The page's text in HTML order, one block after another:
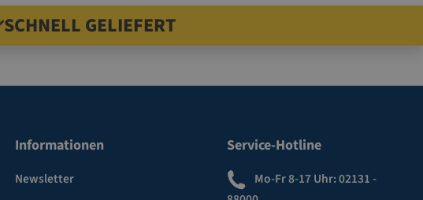
SCHNELL GELIEFERT
Informationen
Newsletter
Service-Hotline
Mo-Fr 8-17 Uhr:02131 -